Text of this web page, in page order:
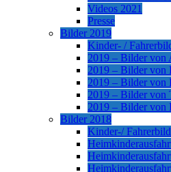
Videos 2021
Presse
Bilder 2019
Kinder- /
2019 – Bilder von
2019 – Bilder von
2019 – Bilder von
2019 – Bilder von
2019 – Bilder von
Bilder 2018
Kinder-/